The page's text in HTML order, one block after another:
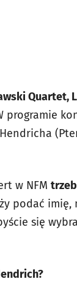
Quartet,
programie
w NFM
podać
się